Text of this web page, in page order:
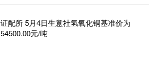
证配所 5月4日生意社氢氧化铜基准价为
54500.00元/吨